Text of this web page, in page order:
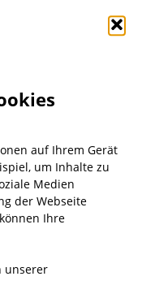
auf Ihrem Gerät
um Inhalte zu
Medien
der Webseite
Ihre
unserer
Demos und
organisiert.